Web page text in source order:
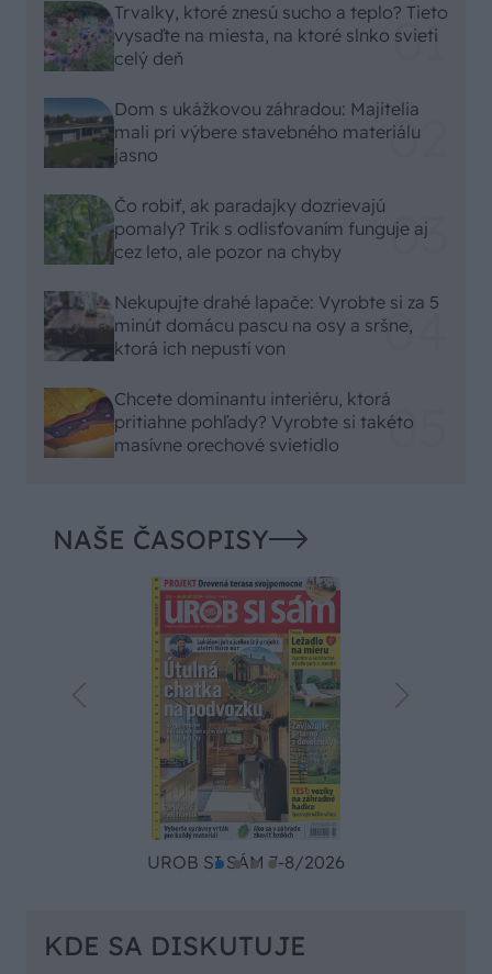
Trvalky, ktoré znesú sucho a teplo? Tieto
vysaďte na miesta, na ktoré slnko svieti
celý deň
Dom s ukážkovou záhradou: Majitelia
mali pri výbere stavebného materiálu
jasno
Čo robiť, ak paradajky dozrievajú
pomaly? Trik s odlisťovaním funguje aj
cez leto, ale pozor na chyby
Nekupujte drahé lapače: Vyrobte si za 5
minút domácu pascu na osy a sršne,
ktorá ich nepustí von
Chcete dominantu interiéru, ktorá
pritiahne pohľady? Vyrobte si takéto
masívne orechové svietidlo
NAŠE ČASOPISY
UROB SI SÁM 7-8/2026
KDE SA DISKUTUJE